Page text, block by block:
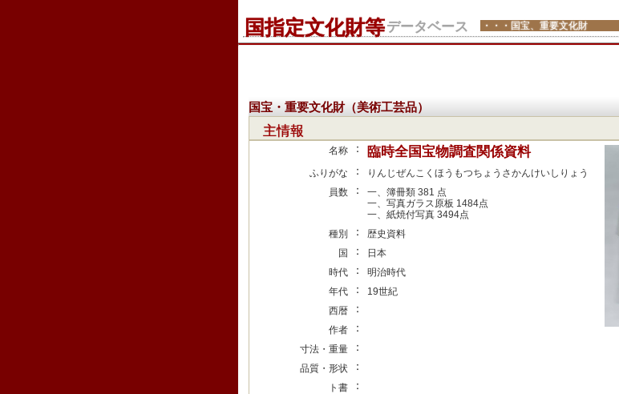
国指定文化財等データベース ・・・国宝、
国宝・重要文化財（美術工芸品）
主情報
名称 ： 臨時全国宝物調査関係資料
ふりがな ：
りんじぜんこくほうもつちょうさかんけいしりょう
員数
：
一、簿冊類 381 点
一、写真ガラス原板 1484点
一、紙焼付写真 3494点
種別
：
歴史資料
国
：
日本
時代
：
明治時代
年代
：
19世紀
西暦
：
作者 ：
寸法・重量 ：
品質・形状 ：
ト書 ：